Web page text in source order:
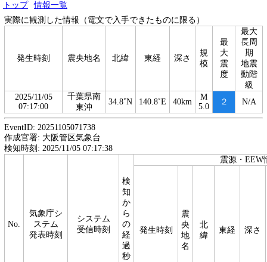
トップ
情報一覧
実際に観測した情報（電文で入手できたものに限る）
発生時刻 震央地名 北緯 東経 深さ
規
模
最
大
震
度
最大
長周
期
地震
動階
級
2025/11/05
07:17:00
千葉県南
東沖
34.8˚N 140.8˚E 40km
M
5.0
２ N/A
EventID: 20251105071738
作成官署: 大阪管区気象台
検知時刻: 2025/11/05 07:17:38
No.
気象庁シ
ステム
発表時刻
システム
受信時刻
検
知
か
ら
の
経
過
秒
震源・EEW
発生時刻
震
央
地
名
北
緯
東経 深さ